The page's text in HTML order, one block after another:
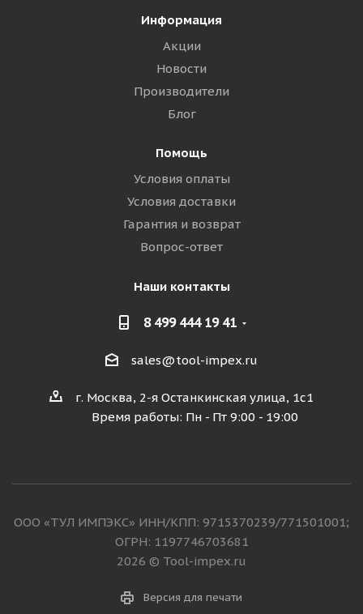
Информация
Акции
Новости
Производители
Блог
Помощь
Условия оплаты
Условия доставки
Гарантия и возврат
Вопрос-ответ
Наши контакты
8 499 444 19 41
sales@tool-impex.ru
г. Москва, 2-я Останкинская улица, 1с1
Время работы: Пн - Пт 9:00 - 19:00
ООО «ТУЛ ИМПЭКС» ИНН/КПП: 9715370239/771501001;
ОГРН: 1197746703681
2026 © Tool-impex.ru
Версия для печати